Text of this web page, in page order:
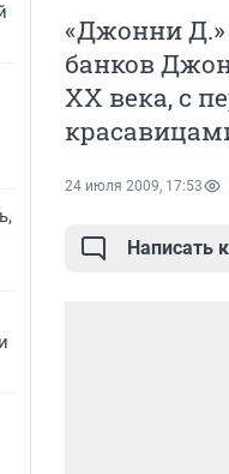
«Джонни Д.»
банков
XX века, с
24 июля 2009, 17:53
Написать